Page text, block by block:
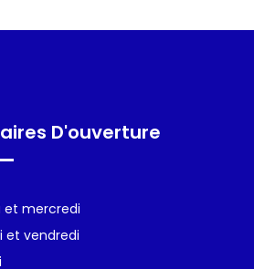
D'ouverture
et mercredi
et vendredi